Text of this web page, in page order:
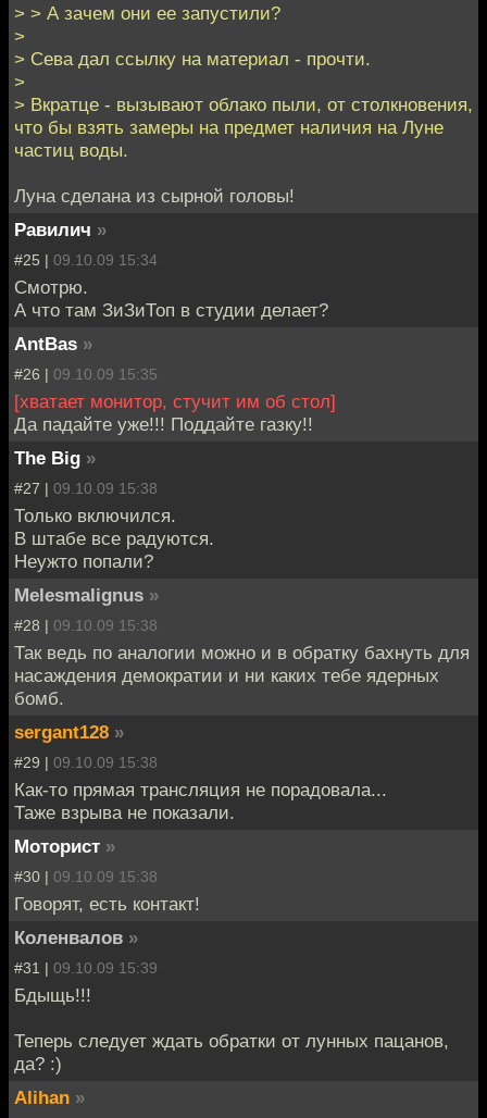
> > А зачем они ее запустили?
>
> Сева дал ссылку на материал - прочти.
>
> Вкратце - вызывают облако пыли, от столкновения,
что бы взять замеры на предмет наличия на Луне
частиц воды.
Луна сделана из сырной головы!
Равилич »
#25 | 09.10.09 15:34
Смотрю.
А что там ЗиЗиТоп в студии делает?
AntBas »
#26 | 09.10.09 15:35
[хватает монитор, стучит им об стол]
Да падайте уже!!! Поддайте газку!!
The Big »
#27 | 09.10.09 15:38
Только включился.
В штабе все радуются.
Неужто попали?
Melesmalignus »
#28 | 09.10.09 15:38
Так ведь по аналогии можно и в обратку бахнуть для
насаждения демократии и ни каких тебе ядерных
бомб.
sergant128 »
#29 | 09.10.09 15:38
Как-то прямая трансляция не порадовала...
Таже взрыва не показали.
Моторист »
#30 | 09.10.09 15:38
Говорят, есть контакт!
Коленвалов »
#31 | 09.10.09 15:39
Бдыщь!!!
Теперь следует ждать обратки от лунных пацанов,
да? :)
Alihan »